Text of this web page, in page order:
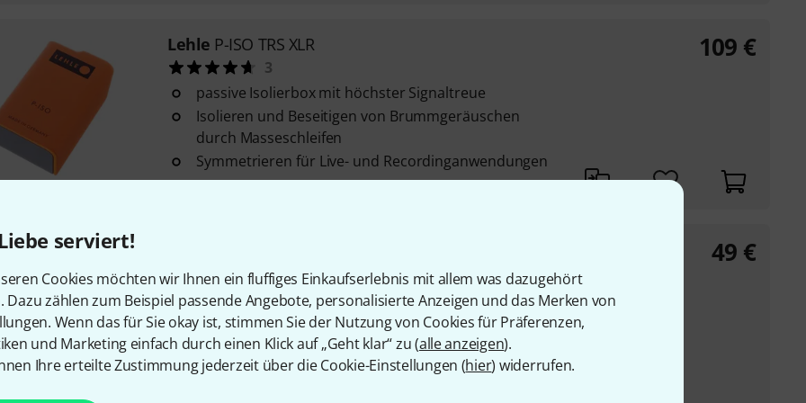
serviert!
Cookies möchten wir Ihnen ein fluffiges Einkaufserlebnis mit allem was dazugehört
Dazu zählen zum Beispiel passende Angebote, personalisierte Anzeigen und das Merken von
Wenn das für Sie okay ist, stimmen Sie der Nutzung von Cookies für Präferenzen,
und Marketing einfach durch einen Klick auf „Geht klar“ zu (alle anzeigen).
Ihre erteilte Zustimmung jederzeit über die Cookie-Einstellungen (hier) widerrufen.
Lehle P-ISO TRS XLR
3
passive Isolierbox mit höchster Signaltreue
Isolieren und Beseitigen von Brummgeräuschen
durch Masseschleifen
Symmetrieren für Live- und Recordinganwendungen
Sofort lieferbar
109 €
2
vernetzt bis zu vier Lehle Lehle SGoS Switches über
handelsübliche Stereo-Klinkenstecker-Adapter,
wobei ...
über eine fünfpolige DIN-Buchse kann auch externes
49 €